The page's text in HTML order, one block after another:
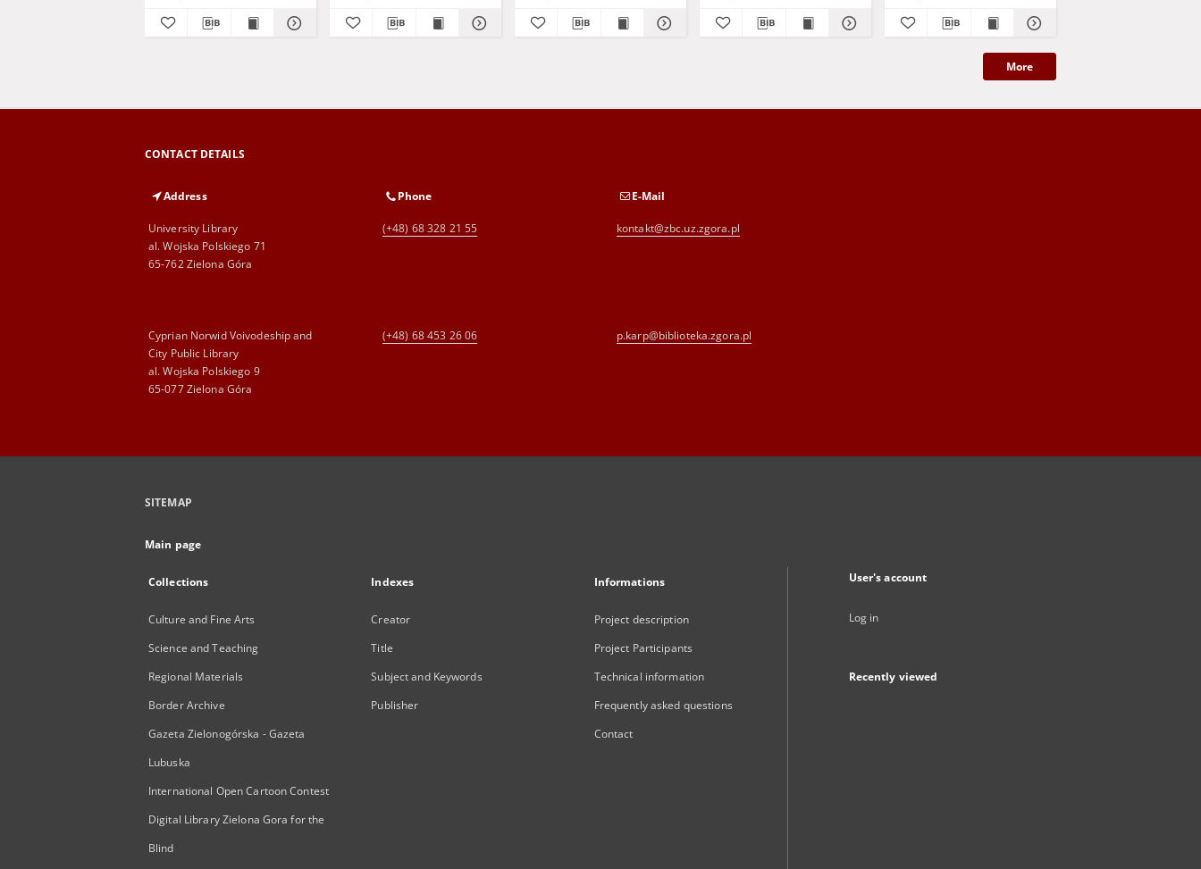
More
CONTACT DETAILS
Address
University Library
al. Wojska Polskiego 71
65-762 Zielona Góra
Phone
(+48) 68 328 21 55
E-Mail
kontakt@zbc.uz.zgora.pl
Cyprian Norwid Voivodeship and
City Public Library
al. Wojska Polskiego 9
65-077 Zielona Góra
(+48) 68 453 26 06 p.karp@biblioteka.zgora.pl
SITEMAP
Main page
Collections
Culture and Fine Arts
Science and Teaching
Regional Materials
Border Archive
Gazeta Zielonogórska - Gazeta
Lubuska
International Open Cartoon Contest
Digital Library Zielona Gora for the
Blind
Indexes
Creator
Title
Subject and Keywords
Publisher
Informations
Project description
Project Participants
Technical information
Frequently asked questions
Contact
User's account
Log in
Recently viewed